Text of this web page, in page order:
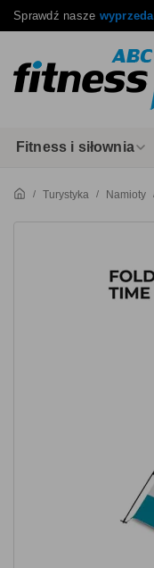
Sprawdź nasze
Fitness i siłownia
Turystyka Namioty